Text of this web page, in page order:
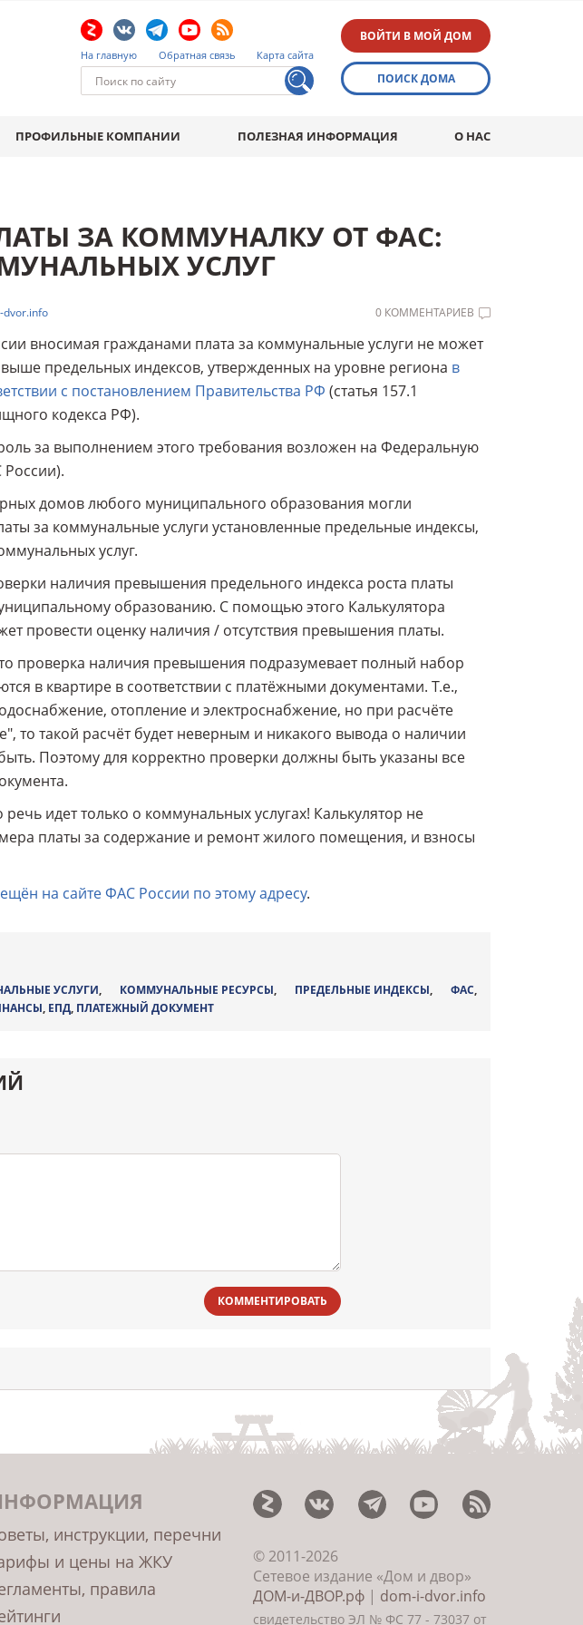
На главную Обратная связь Карта сайта
ВОЙТИ В МОЙ ДОМ
ПОИСК ДОМА
ПРОФИЛЬНЫЕ КОМПАНИИ ПОЛЕЗНАЯ ИНФОРМАЦИЯ О НАС
ЗА КОММУНАЛКУ ОТ ФАС:
УСЛУГ
0 КОММЕНТАРИЕВ
вносимая гражданами плата за коммунальные услуги не может
предельных индексов, утвержденных на уровне региона в
с постановлением Правительства РФ (статья 157.1
кодекса РФ).
за выполнением этого требования возложен на Федеральную
домов любого муниципального образования могли
за коммунальные услуги установленные предельные индексы,
услуг.
наличия превышения предельного индекса роста платы
образованию. С помощью этого Калькулятора
провести оценку наличия / отсутствия превышения платы.
проверка наличия превышения подразумевает полный набор
в квартире в соответствии с платёжными документами. Т.е.,
отопление и электроснабжение, но при расчёте
то такой расчёт будет неверным и никакого вывода о наличии
Поэтому для корректно проверки должны быть указаны все
идет только о коммунальных услугах! Калькулятор не
платы за содержание и ремонт жилого помещения, и взносы
на сайте ФАС России по этому адресу.
УСЛУГИ, КОММУНАЛЬНЫЕ РЕСУРСЫ, ПРЕДЕЛЬНЫЕ ИНДЕКСЫ,ФАС,
, ЕПД, ПЛАТЕЖНЫЙ ДОКУМЕНТ
КОММЕНТИРОВАТЬ
инструкции, перечни
и цены на ЖКУ
правила
© 2011-2026
Сетевое издание «Дом и двор»
ДОМ-и-ДВОР.рф| dom-i-dvor.info
свидетельство ЭЛ № ФС 77 - 73037 от